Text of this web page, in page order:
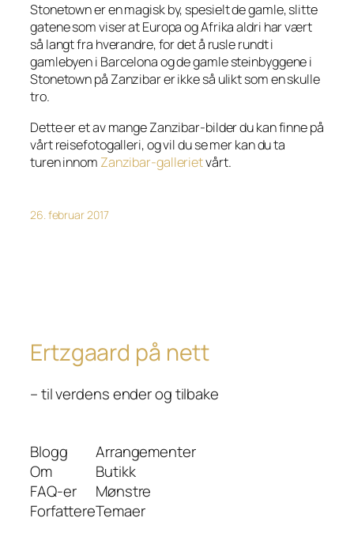
Stonetown er en magisk by, spesielt de gamle, slitte
gatene som viser at Europa og Afrika aldri har vært
så langt fra hverandre, for det å rusle rundt i
gamlebyen i Barcelona og de gamle steinbyggene i
Stonetown på Zanzibar er ikke så ulikt som en skulle
tro.
Dette er et av mange Zanzibar-bilder du kan finne på
vårt reisefotogalleri, og vil du se mer kan du ta
turen innom Zanzibar-gallerietvårt.
26. februar 2017
Ertzgaard på nett
– til verdens ender og tilbake
Blogg
Om
FAQ-er
Forfattere
Arrangementer
Butikk
Mønstre
Temaer